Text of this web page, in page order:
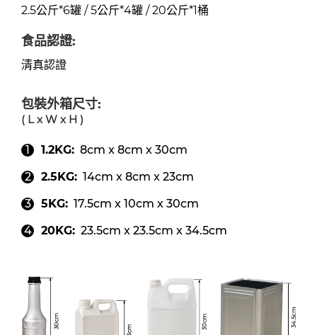
2.5公斤*6罐 / 5公斤*4罐 / 20公斤*1桶
食品認證:
清真認證
包裝外箱尺寸:
( L x W x H )
1.2KG: 8cm x 8cm x 30cm
2.5KG: 14cm x 8cm x 23cm
5KG: 17.5cm x 10cm x 30cm
20KG: 23.5cm x 23.5cm x 34.5cm